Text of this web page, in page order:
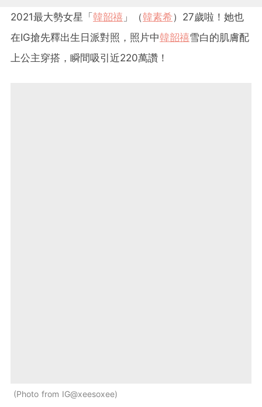
2021最大勢女星「韓韶禧 」（韓素希）27歲啦！她也
在IG搶先釋出生日派對照，照片中韓韶禧雪白的肌膚配
上公主穿搭，瞬間吸引近220萬讚！
Photo from IG@xeesoxee